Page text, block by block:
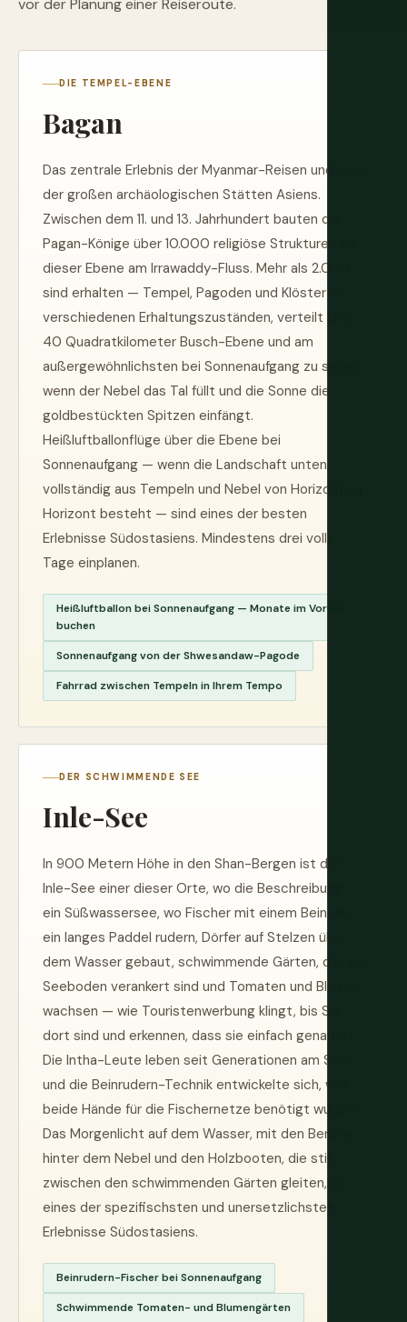
vor der Planung einer Reiseroute.
DIE TEMPEL-EBENE
Bagan
Das zentrale Erlebnis der Myanmar-Reisen und eine
der großen archäologischen Stätten Asiens.
Zwischen dem 11. und 13. Jahrhundert bauten die
Pagan-Könige über 10.000 religiöse Strukturen auf
dieser Ebene am Irrawaddy-Fluss. Mehr als 2.000
sind erhalten — Tempel, Pagoden und Klöster in
verschiedenen Erhaltungszuständen, verteilt über
40 Quadratkilometer Busch-Ebene und am
außergewöhnlichsten bei Sonnenaufgang zu sehen,
wenn der Nebel das Tal füllt und die Sonne die
goldbestückten Spitzen einfängt.
Heißluftballonflüge über die Ebene bei
Sonnenaufgang — wenn die Landschaft unten
vollständig aus Tempeln und Nebel von Horizont zu
Horizont besteht — sind eines der besten
Erlebnisse Südostasiens. Mindestens drei volle
Tage einplanen.
Heißluftballon bei Sonnenaufgang — Monate im Voraus
buchen
Sonnenaufgang von der Shwesandaw-Pagode
Fahrrad zwischen Tempeln in Ihrem Tempo
DER SCHWIMMENDE SEE
Inle-See
In 900 Metern Höhe in den Shan-Bergen ist der
Inle-See einer dieser Orte, wo die Beschreibung —
ein Süßwassersee, wo Fischer mit einem Bein um
ein langes Paddel rudern, Dörfer auf Stelzen über
dem Wasser gebaut, schwimmende Gärten, die am
Seeboden verankert sind und Tomaten und Blumen
wachsen — wie Touristenwerbung klingt, bis Sie
dort sind und erkennen, dass sie einfach genau ist.
Die Intha-Leute leben seit Generationen am See,
und die Beinrudern-Technik entwickelte sich, weil
beide Hände für die Fischernetze benötigt wurden.
Das Morgenlicht auf dem Wasser, mit den Bergen
hinter dem Nebel und den Holzbooten, die still
zwischen den schwimmenden Gärten gleiten, ist
eines der spezifischsten und unersetzlichsten
Erlebnisse Südostasiens.
Beinrudern-Fischer bei Sonnenaufgang
Schwimmende Tomaten- und Blumengärten